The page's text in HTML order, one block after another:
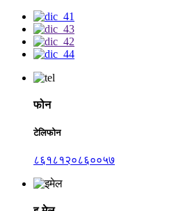
फोन
टेलिफोन
८६१८१२०८६००५७